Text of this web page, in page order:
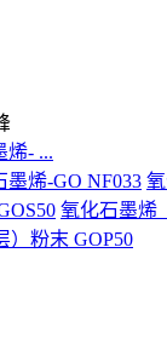
烯- ...
氧化石墨烯